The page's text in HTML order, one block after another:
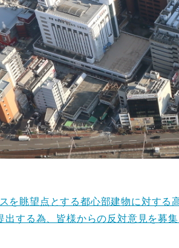
を眺望点とする都心部建物に対する
出する為、皆様からの反対意見を募